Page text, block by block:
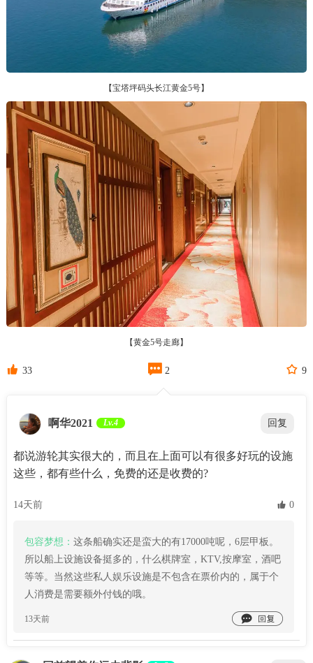
【宝塔坪码头长江黄金5号】
【黄金5号走廊】
 33  2  9
啊华2021 Lv.4 回复
都说游轮其实很大的，而且在上面可以有很多好玩的设施
这些，都有些什么，免费的还是收费的?
14天前  0
包容梦想： 这条船确实还是蛮大的有17000吨呢，6层甲板。
所以船上设施设备挺多的，什么棋牌室，KTV,按摩室，酒吧
等等。当然这些私人娱乐设施是不包含在票价内的，属于个
人消费是需要额外付钱的哦。
13天前 